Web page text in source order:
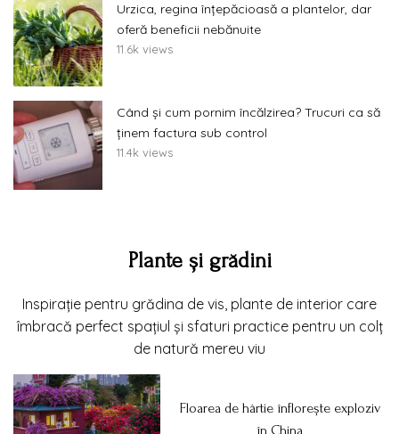
Urzica, regina înțepăcioasă a plantelor, dar
oferă beneficii nebănuite
11.6k views
Când și cum pornim încălzirea? Trucuri ca să
ținem factura sub control
11.4k views
Plante și grădini
Inspirație pentru grădina de vis, plante de interior care
îmbracă perfect spațiul și sfaturi practice pentru un colț
de natură mereu viu
Floarea de hârtie înflorește exploziv
în China